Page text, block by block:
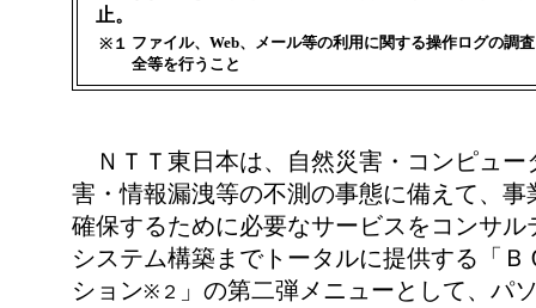
止。
※１ ファイル、Web、メール等の利用に関する操作ログの調
全等を行うこと
ＮＴＴ東日本は、自然災害・コンピュー
害・情報漏洩等の不測の事態に備えて、事
確保するために必要なサービスをコンサル
システム構築までトータルに提供する「Ｂ
ション※２
」の第二弾メニューとして、パ